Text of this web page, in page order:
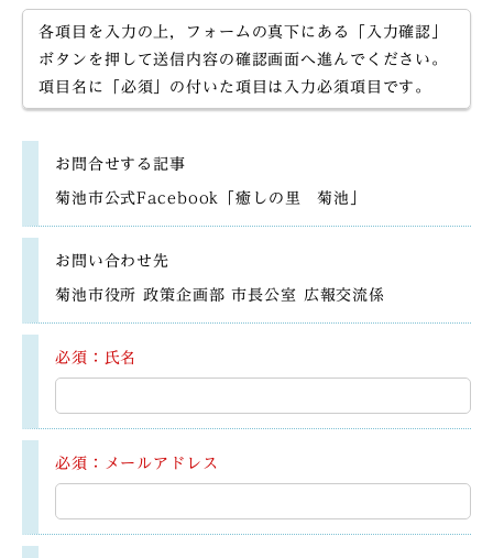
各項目を入力の上，フォームの真下にある「入力確認」
ボタンを押して送信内容の確認画面へ進んでください。
項目名に「必須」の付いた項目は入力必須項目です。
お問合せする記事
菊池市公式Facebook「癒しの里 菊池」
お問い合わせ先
菊池市役所 政策企画部 市長公室 広報交流係
必須：氏名
必須：メールアドレス